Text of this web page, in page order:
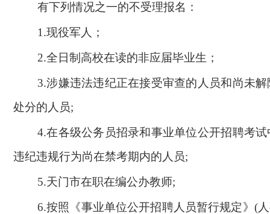
有下列情况之一的不受理报名：
1.现役军人；
2.全日制高校在读的非应届毕业生；
3.涉嫌违法违纪正在接受审查的人员和尚未
处分的人员;
4.在各级公务员招录和事业单位公开招聘考
违纪违规行为尚在禁考期内的人员;
5.天门市在职在编公办教师;
6.按照《事业单位公开招聘人员暂行规定》(